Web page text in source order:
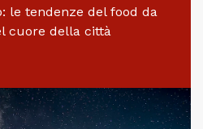
le tendenze del food da
cuore della città